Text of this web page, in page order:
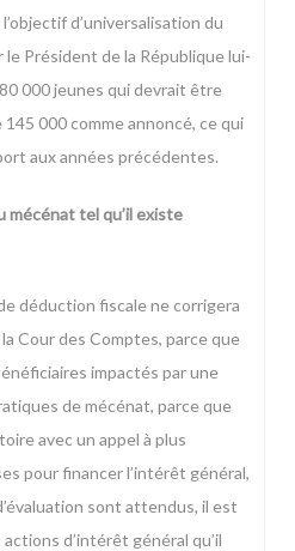
d’universalisation du
Président de la République lui-
000 jeunes qui devrait être
000 comme annoncé, ce qui
aux années précédentes.
mécénat tel qu’il existe
déduction fiscale ne corrigera
Cour des Comptes, parce que
impactés par une
de mécénat, parce que
avec un appel à plus
pour financer l’intérêt général,
sont attendus, il est
d’intérêt général qu’il